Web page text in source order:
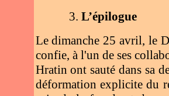
3.L’épilogue
Le dimanche 25 avril, le
confie, à l'un de ses
Hratin ont sauté dans sa
déformation explicite du